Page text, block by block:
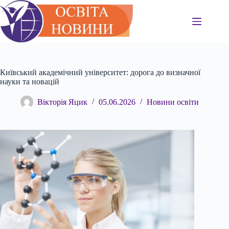
Перейти
до
вмісту
Київський академічний університет: дорога до визначної
науки та новацій
Вікторія Яцик 05.06.2026 Новини освіти